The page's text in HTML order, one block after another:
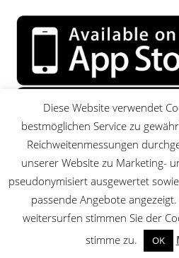
© 2026
Diese Website verwendet
bestmöglichen Service zu
Reichweitenmessungen
unserer Website zu Marketing-
pseudonymisiert ausgewertet
passende Angebote
weitersurfen stimmen Sie der
stimme zu.
OK